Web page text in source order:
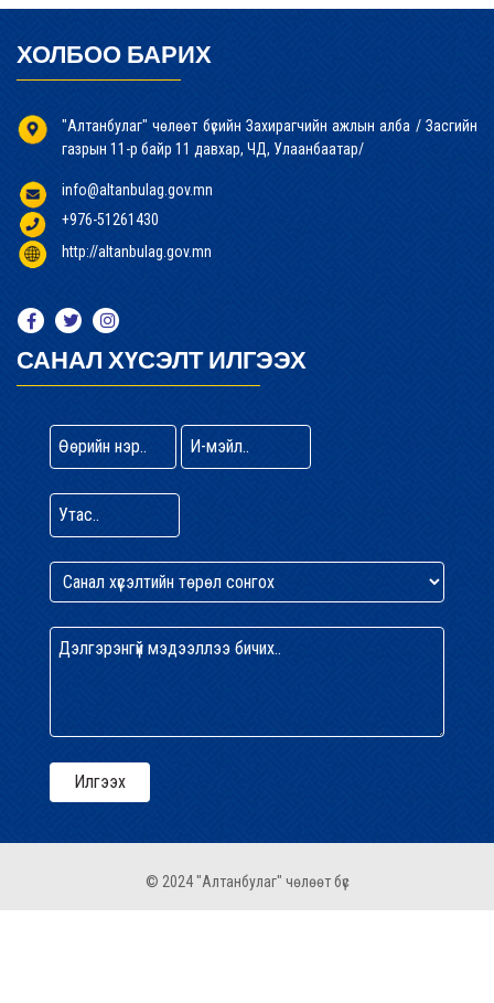
ХОЛБОО БАРИХ
"Алтанбулаг" чөлөөт бүсийн Захирагчийн ажлын алба / Засгийн
газрын 11-р байр 11 давхар, ЧД, Улаанбаатар/
info@altanbulag.gov.mn
+976-51261430
http://altanbulag.gov.mn
САНАЛ ХҮСЭЛТ ИЛГЭЭХ
© 2024 "Алтанбулаг" чөлөөт бүс